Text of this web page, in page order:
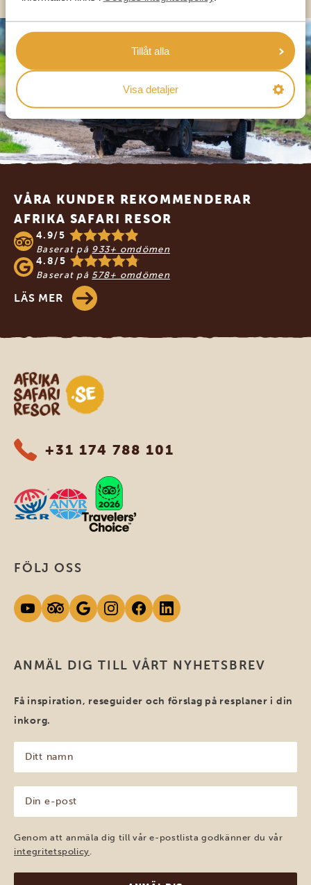
Tillåt alla
Visa detaljer
Footer
VÅRA KUNDER REKOMMENDERAR
AFRIKA SAFARI RESOR
4.9/5
Baserat på 933+ omdömen
4.8/5
Baserat på 578+ omdömen
LÄS MER
Safari-resor i Afrika
+31 174 788 101
ANMÄL DIG TILL VÅRT NYHETSBREV
Få inspiration, reseguider och förslag på resplaner i din
inkorg.
namn
(Obligatoriskt)
post
(Obligatoriskt)
Genom att anmäla dig till vår e-postlista godkänner du vår
integritetspolicy
FÖLJ OSS